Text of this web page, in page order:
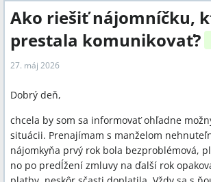
Ako riešiť nájomníčku,
prestala komunikovať?
27. máj 2026
Dobrý deň,
chcela by som sa informovať ohľadne
situácii. Prenajímam s manželom
nájomkyňa prvý rok bola bezproblémová,
no po predĺžení zmluvy na ďalší rok